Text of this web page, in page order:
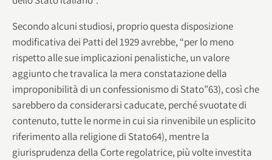
Secondo alcuni studiosi, proprio questa disposizione
modificativa dei Patti del 1929 avrebbe, “per lo meno
rispetto alle sue implicazioni penalistiche, un valore
aggiunto che travalica la mera constatazione della
improponibilità di un confessionismo di Stato”63), così che
sarebbero da considerarsi caducate, perché svuotate di
contenuto, tutte le norme in cui sia rinvenibile un esplicito
riferimento alla religione di Stato64), mentre la
giurisprudenza della Corte regolatrice, più volte investita